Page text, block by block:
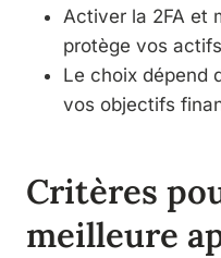
Activer la 2FA et
protège vos
Le choix dépend
vos objectifs
Critères
meilleure